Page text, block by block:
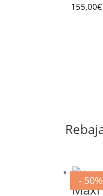
155,00€
- 20%
Maxi
- 20%
- 20%
- 20%
- 20%
- 20%
- 50%
- 50%